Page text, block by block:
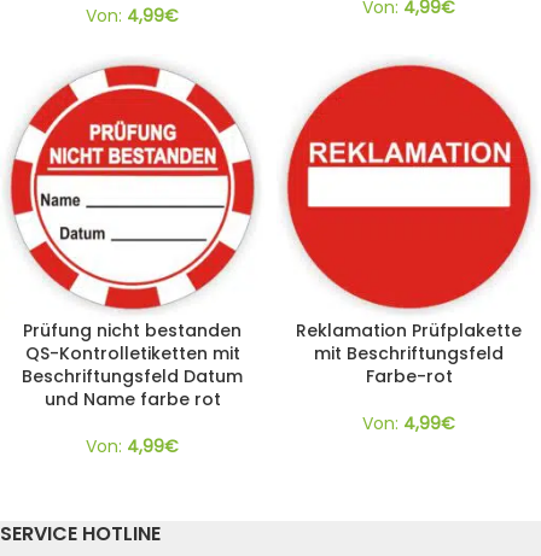
Von: 4,99€
Von: 4,99€
Prüfung nicht bestanden
QS-Kontrolletiketten mit
Beschriftungsfeld Datum
und Name farbe rot
Von: 4,99€
Reklamation Prüfplakette
mit Beschriftungsfeld
Farbe-rot
Von: 4,99€
SERVICE HOTLINE